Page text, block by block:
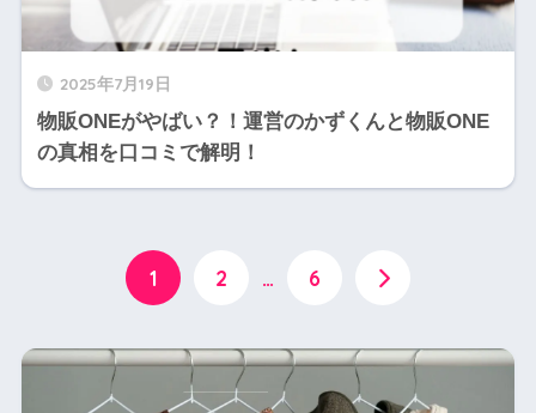
2025年7月19日
物販ONEがやばい？！運営のかずくんと物販ONE
の真相を口コミで解明！
1 2 … 6